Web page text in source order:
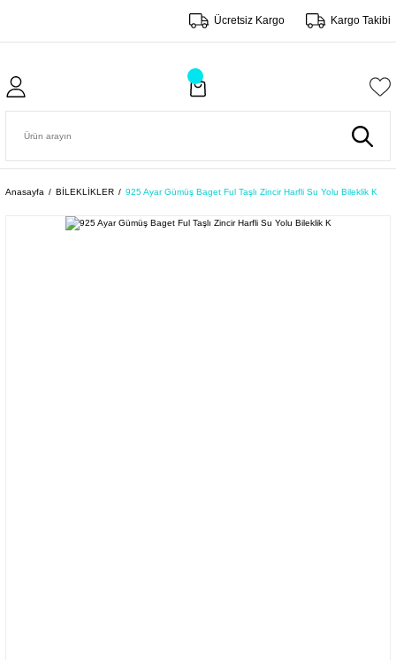
Ücretsiz Kargo Kargo Takibi
Anasayfa BİLEKLİKLER 925 Ayar Gümüş Baget Ful Taşlı Zincir Harfli Su Yolu Bileklik K